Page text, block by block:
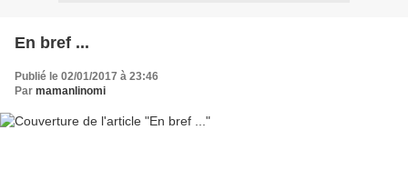
En bref ...
Publié le 02/01/2017 à 23:46
Par mamanlinomi